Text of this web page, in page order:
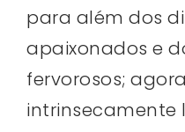
para além dos
apaixonados e
fervorosos;